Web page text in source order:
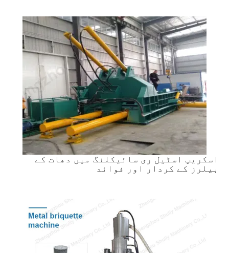
اسکریپ اسٹیل ری سائیکلنگ میں دھات کے
بیلرز کے کردار اور فوائد